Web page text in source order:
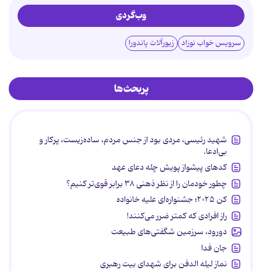
وب‌گردی
سرویس خواب نوزاد زیورآلات پاندورا
پربحث‌ها
شهید رئیسی، مردی بود از جنس مردم، ساده‌زیست، پرکار و
بی‌ادعا.
کدهای پیشواز پویش چله دعای عهد
چطور خودمان را از نظر ذهنی ۳۸ برابر قوی‌تر کنیم؟
کن ۲۰۲۵؛ جشنواره‌ای علیه خانواده
راز افرادی که کمتر ضرر می‌کنند!
دورود، سرزمین شگفتی‌های طبیعت
جان فدا
نماز لیله الدفن برای شهدای بیت رهبری